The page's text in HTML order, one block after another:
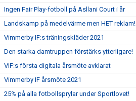
Ingen Fair Play-fotboll på Asllani Court i år
Landskamp på medelvärme men HET reklam!
Vimmerby IF:s träningskläder 2021
Den starka damtruppen förstärks ytterligare!
VIF:s första digitala årsmöte avklarat
Vimmerby IF årsmöte 2021
25% på alla fotbollsprylar under Sportlovet!